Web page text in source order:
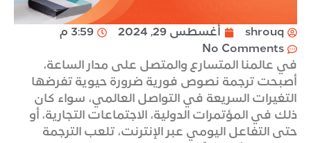
shrouq أغسطس 29, 2024
3:59 م
No Comments
في عالمنا المتسارع والمتصل على مدار الساعة،
أصبحت ترجمة نصوص فورية ضرورة حيوية تفرضها
التغيرات السريعة في التواصل العالمي، سواء كان
ذلك في المؤتمرات الدولية، الاجتماعات التجارية، أو
حتى التفاعل اليومي عبر الإنترنت، تلعب الترجمة